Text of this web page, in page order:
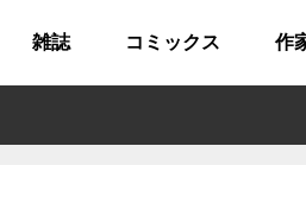
雑誌 コミックス 作